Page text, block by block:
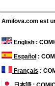
Amilova.com est
English :
Español :
Français :